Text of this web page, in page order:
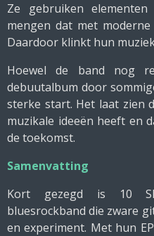
Ze gebruiken
mengen dat met
Daardoor klinkt hun
Hoewel de band nog
debuutalbum door
sterke start. Het laat zien
muzikale ideeën heeft en
de toekomst.
Samenvatting
Kort gezegd is 10
bluesrockband die zware
en experiment. Met hun